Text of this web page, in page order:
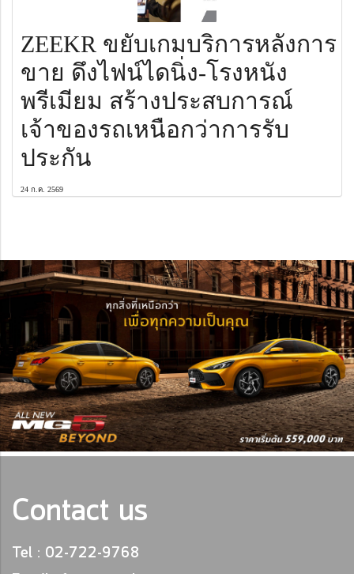
ZEEKR ขยับเกมบริการหลังการ
ขาย ดึงไฟน์ไดนิ่ง-โรงหนัง
พรีเมียม สร้างประสบการณ์
เจ้าของรถเหนือกว่าการรับ
ประกัน
24 ก.ค. 2569
Contact us
Tel : 02-722-9768